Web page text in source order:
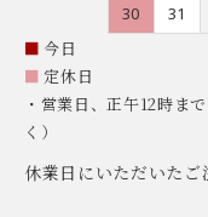
30
31
■ 今日
■ 定休日
・営業日、正午12時ま
く）
休業日にいただいたご